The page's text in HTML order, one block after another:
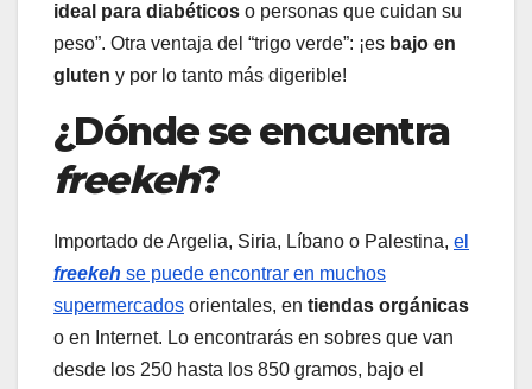
ideal para diabéticos o personas que cuidan su
peso”. Otra ventaja del “trigo verde”: ¡es bajo en
gluten y por lo tanto más digerible!
¿Dónde se encuentra
freekeh?
Importado de Argelia, Siria, Líbano o Palestina, el
freekeh se puede encontrar en muchos
supermercados orientales, en tiendas orgánicas
o en Internet. Lo encontrarás en sobres que van
desde los 250 hasta los 850 gramos, bajo el